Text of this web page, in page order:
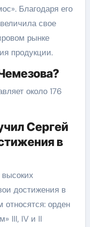
Благодаря его
свое
рынке
продукции.
около 176
Сергей
в
достижения в
относятся: орден
III, IV и II